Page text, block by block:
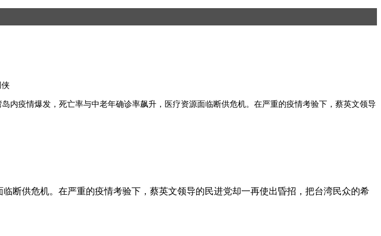
侠
内疫情爆发，死亡率与中老年确诊率飙升，医疗资源面临断供危机。在严重的疫情考验下，蔡英文领导
供危机。在严重的疫情考验下，蔡英文领导的民进党却一再使出昏招，把台湾民众的希